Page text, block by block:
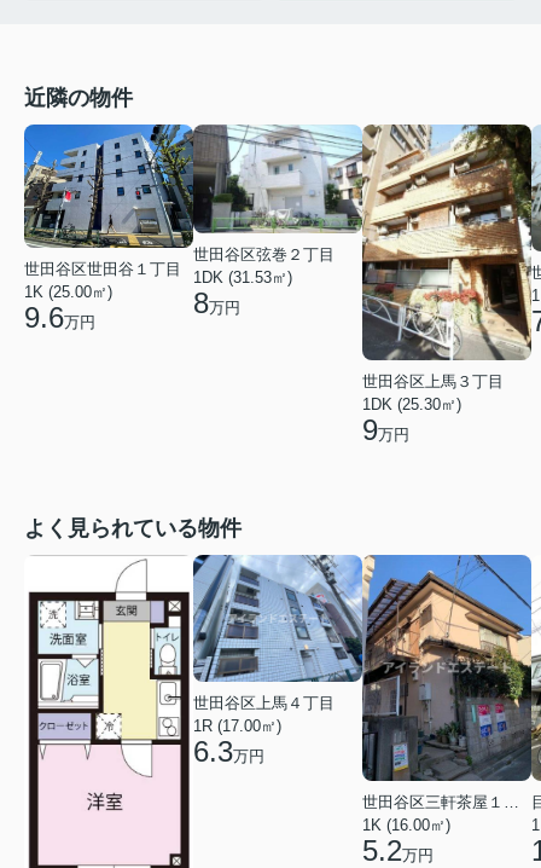
近隣の物件
世田谷区世田谷１丁目
1K (25.00㎡)
9.6万円
世田谷区弦巻２丁目
1DK (31.53㎡)
8万円
世田谷区上馬３丁目
1DK (25.30㎡)
9万円
よく見られている物件
世田谷区上馬４丁目
1R (17.00㎡)
6.3万円
1K (16.00㎡)
5.2万円